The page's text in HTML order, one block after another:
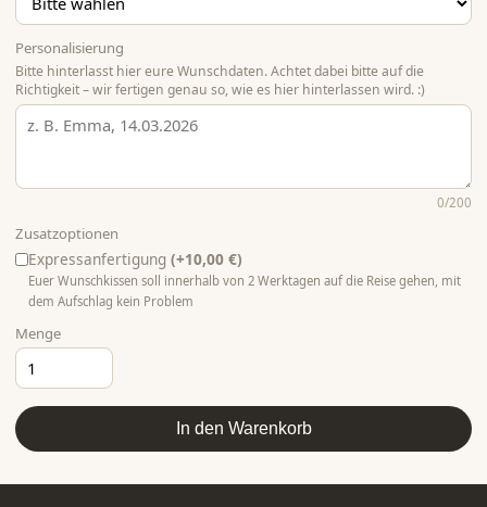
Personalisierung
Bitte hinterlasst hier eure Wunschdaten. Achtet dabei bitte auf die
Richtigkeit – wir fertigen genau so, wie es hier hinterlassen wird. :)
0/200
Zusatzoptionen
Expressanfertigung (+10,00 €)
Euer Wunschkissen soll innerhalb von 2 Werktagen auf die Reise gehen, mit
dem Aufschlag kein Problem
Menge
In den Warenkorb